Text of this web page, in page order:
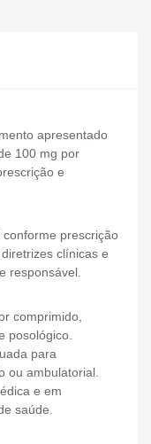
apresentado
100 mg por
e
prescrição
clínicas e
responsável.
comprimido,
posológico.
para
ou ambulatorial.
e em
saúde.